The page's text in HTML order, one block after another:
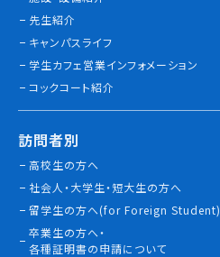
先生紹介
キャンパスライフ
学生カフェ営業インフォメーション
コックコート紹介
訪問者別
高校生の方へ
社会人・大学生・短大生の方へ
留学生の方へ(for Foreign Student)
卒業生の方へ・
各種証明書の申請について